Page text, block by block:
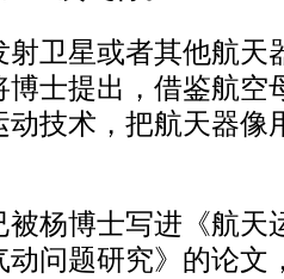
卫星或者其他航天
博士提出，借鉴航空
技术，把航天器像
杨博士写进《航天
动问题研究》的论文